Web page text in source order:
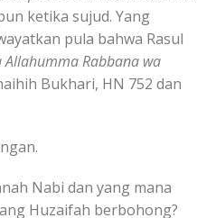
ketika sujud. Yang
pula bahwa Rasul
Allahumma Rabbana wa
Bukhari, HN 752 dan
Nabi dan yang mana
Huzaifah berbohong?